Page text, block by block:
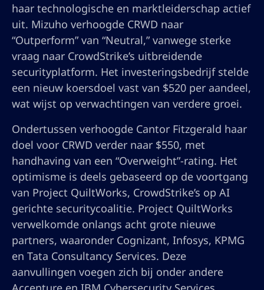
haar technologische en marktleiderschap actief
uit. Mizuho verhoogde CRWD naar
“Outperform” van “Neutral,” vanwege sterke
vraag naar CrowdStrike’s uitbreidende
securityplatform. Het investeringsbedrijf stelde
een nieuw koersdoel vast van $520 per aandeel,
wat wijst op verwachtingen van verdere groei.
Ondertussen verhoogde Cantor Fitzgerald haar
doel voor CRWD verder naar $550, met
handhaving van een “Overweight”-rating. Het
optimisme is deels gebaseerd op de voortgang
van Project QuiltWorks, CrowdStrike’s op AI
gerichte securitycoalitie. Project QuiltWorks
verwelkomde onlangs acht grote nieuwe
partners, waaronder Cognizant, Infosys, KPMG
en Tata Consultancy Services. Deze
aanvullingen voegen zich bij onder andere